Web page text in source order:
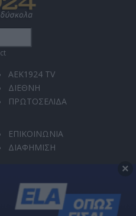
AEK1924 TV
ΔΙΕΘΝΗ
ΠΡΩΤΟΣΕΛΙΔΑ
ΕΠΙΚΟΙΝΩΝΙΑ
ΔΙΑΦΗΜΙΣΗ
reCAPTCHA για την προστασία από
επιθέσεις.
×